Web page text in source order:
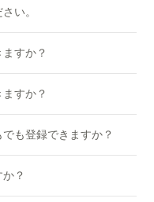
い。
すか？
すか？
も登録できますか？
？